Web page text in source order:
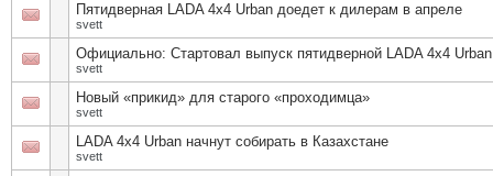
Пятидверная LADA 4x4 Urban доедет к дилерам в апреле
svett
Официально: Стартовал выпуск пятидверной LADA 4х4 Urban
svett
Новый «прикид» для старого «проходимца»
svett
LADA 4x4 Urban начнут собирать в Казахстане
svett